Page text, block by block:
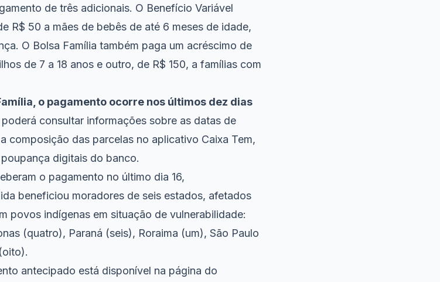
de três adicionais. O Benefício Variável
R$ 50 a mães de bebês de até 6 meses de idade,
O Bolsa Família também paga um acréscimo de
de 7 a 18 anos e outro, de R$ 150, a famílias com
o pagamento ocorre nos últimos dez dias
consultar informações sobre as datas de
composição das parcelas no aplicativo Caixa Tem,
digitais do banco.
o pagamento no último dia 16,
beneficiou moradores de seis estados, afetados
povos indígenas em situação de vulnerabilidade:
(quatro), Paraná (seis), Roraima (um), São Paulo
antecipado está disponível na página do